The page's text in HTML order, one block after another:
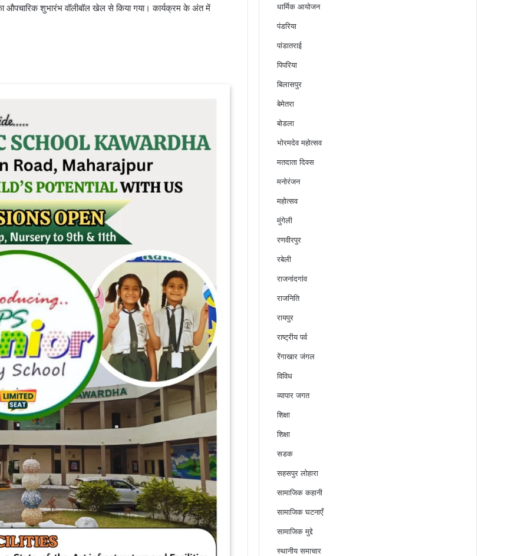
औपचारिक शुभारंभ वॉलीबॉल खेल से किया गया। कार्यक्रम के अंत में
धार्मिक आयोजन
पंडरिया
पांडातराई
पिपरिया
बिलासपुर
बेमेतरा
बोडला
भोरमदेव महोत्सव
मतदाता दिवस
मनोरंजन
महोत्सव
मुंगेली
रणवीरपुर
रबेली
राजनांदगांव
राजनिति
रायपुर
राष्ट्रीय पर्व
रेंगाखार जंगल
विविध
व्यापार जगत
शिक्षा
शिक्षा
सडक
सहसपुर लोहारा
सामाजिक कहानी
सामाजिक घटनाएँ
सामाजिक मुद्दे
स्थानीय समाचार